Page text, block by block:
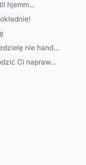
hjemm...
nie hand...
Ci napraw...